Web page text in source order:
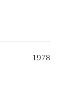
1978